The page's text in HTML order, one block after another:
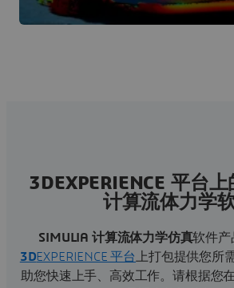
3DEXPERIENCE 平台
计算流体力学
SIMULIA 计算流体力学仿真软件产
3DEXPERIENCE 平台
上打包提供您所
助您快速上手、高效工作。请根据您